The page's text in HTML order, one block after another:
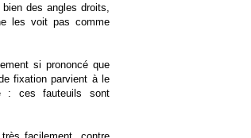
des angles droits,
les voit pas comme
si prononcé que
fixation parvient à le
: ces fauteuils sont